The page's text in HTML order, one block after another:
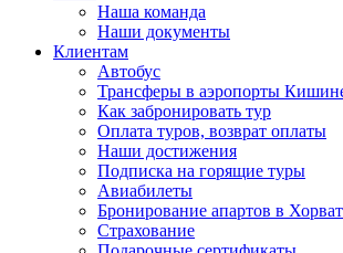
Наша команда
Наши документы
Клиентам
Автобус
Трансферы в аэропорты
Как забронировать тур
Оплата туров, возврат оплаты
Наши достижения
Подписка на горящие туры
Авиабилеты
Бронирование апартов в
Страхование